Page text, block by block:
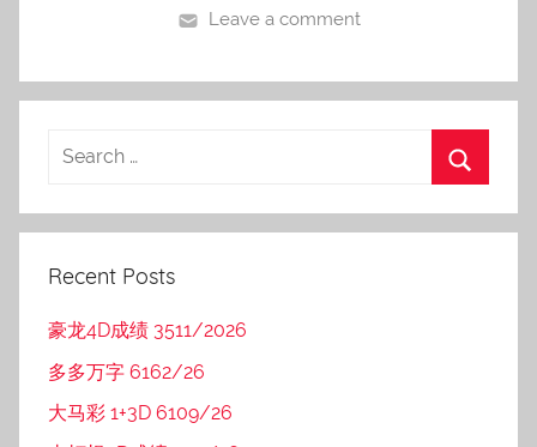
Leave a comment
Recent Posts
豪龙4D成绩 3511/2026
多多万字 6162/26
大马彩 1+3D 6109/26